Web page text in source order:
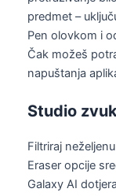
predmet –
Pen olovkom i
Čak možeš
napuštanja
Studio
Filtriraj
Eraser opcije
Galaxy AI